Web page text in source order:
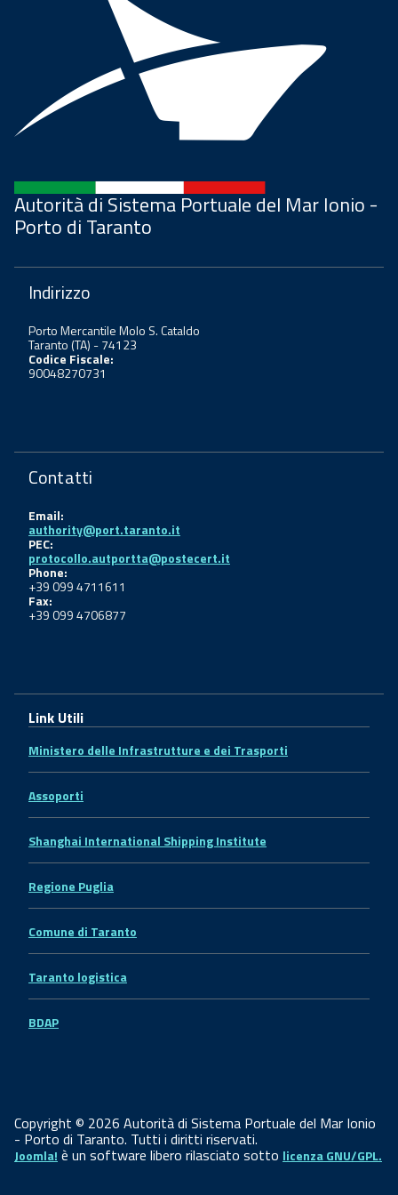
Autorità di Sistema Portuale del Mar Ionio -
Porto di Taranto
Indirizzo
Porto Mercantile Molo S. Cataldo
Taranto (TA) - 74123
Codice Fiscale:
90048270731
Contatti
Email:
authority@port.taranto.it
PEC:
protocollo.autportta@postecert.it
Phone:
+39 099 4711611
Fax:
+39 099 4706877
Link Utili
Ministero delle Infrastrutture e dei Trasporti
Assoporti
Shanghai International Shipping Institute
Regione Puglia
Comune di Taranto
Taranto logistica
BDAP
Copyright © 2026 Autorità di Sistema Portuale del Mar Ionio
- Porto di Taranto. Tutti i diritti riservati.
Joomla! è un software libero rilasciato sotto licenza GNU/GPL.